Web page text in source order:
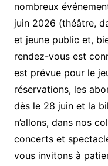
nombreux
juin 2026 (théâtre,
et jeune public et,
rendez-vous est
est prévue pour le
réservations, les
dès le 28 juin et la
n’allons, dans nos
concerts et
vous invitons à